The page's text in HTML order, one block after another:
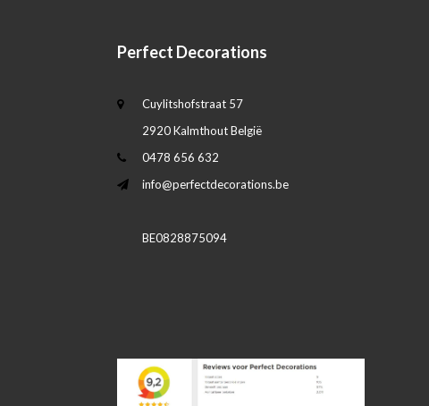
Perfect Decorations
Cuylitshofstraat 57
2920 Kalmthout België
0478 656 632
info@perfectdecorations.be
BE0828875094